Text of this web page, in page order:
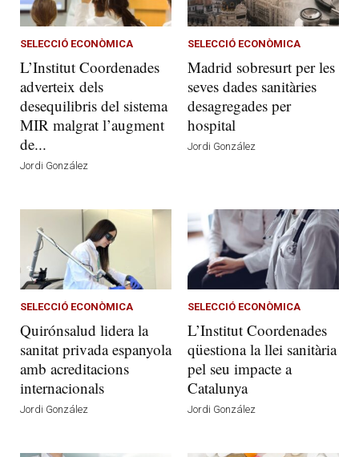
SELECCIÓ ECONÒMICA
L’Institut Coordenades
adverteix dels
desequilibris del sistema
MIR malgrat l’augment
de...
Jordi González
SELECCIÓ ECONÒMICA
Madrid sobresurt per les
seves dades sanitàries
desagregades per
hospital
Jordi González
SELECCIÓ ECONÒMICA
Quirónsalud lidera la
sanitat privada espanyola
amb acreditacions
internacionals
Jordi González
SELECCIÓ ECONÒMICA
L’Institut Coordenades
qüestiona la llei sanitària
pel seu impacte a
Catalunya
Jordi González